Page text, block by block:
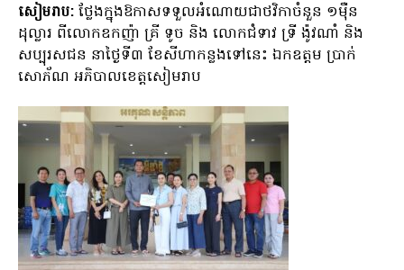
សៀមរាប: ថ្លែងក្នុងឱកាសទទួលអំណោយជាថវិកាចំនួន ១ម៉ឺន
ដុល្លារ ពីលោកឧកញ៉ា គ្រី ទូច និង លោកជំទាវ ទ្រី ង៉ូវណាំ និង
សប្បុរសជន នាថ្ងៃទី៣ ខែសីហាកន្លងទៅនេះ ឯកឧត្តម ប្រាក់
សោភ័ណ អភិបាលខេត្តសៀមរាប